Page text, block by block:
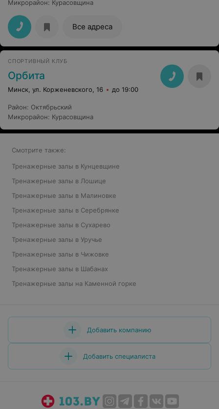
Микрорайон: Курасовщина
Все адреса
СПОРТИВНЫЙ КЛУБ
Орбита
Минск, ул. Корженевского, 16 до 19:00
Район: Октябрьский
Микрорайон: Курасовщина
Смотрите также:
Тренажерные залы в Кунцевщине
Тренажерные залы в Лошице
Тренажерные залы в Малиновке
Тренажерные залы в Серебрянке
Тренажерные залы в Сухарево
Тренажерные залы в Уручье
Тренажерные залы в Чижовке
Тренажерные залы в Шабанах
Тренажерные залы на Каменной горке
Добавить компанию
Добавить специалиста